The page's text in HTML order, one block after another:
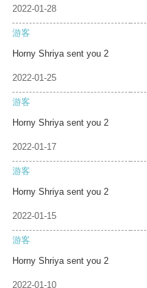
2022-01-28
游客
Horny Shriya sent you 2
2022-01-25
游客
Horny Shriya sent you 2
2022-01-17
游客
Horny Shriya sent you 2
2022-01-15
游客
Horny Shriya sent you 2
2022-01-10